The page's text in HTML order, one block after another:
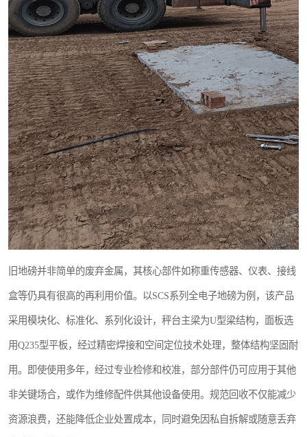
旧地磅并非简单的废弃金属，其核心部件如称重传感器、仪表、接线
盒等仍具有很高的再利用价值。以SCS系列全电子地磅为例，该产品
采用模块化、标准化、系列化设计，秤台主梁为U型梁结构，面板选
用Q235型平板，经过精密焊接和空间定位技术处理，整体结构坚固耐
用。即使使用多年，经过专业检修和校准，部分部件仍可应用于其他
非关键场合，或作为维修配件供其他设备使用。规范回收不仅能减少
资源浪费，还能降低企业处置成本，同时避免因私自拆解或随意丢弃